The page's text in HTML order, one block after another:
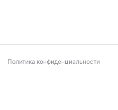
Политика конфиденциальности